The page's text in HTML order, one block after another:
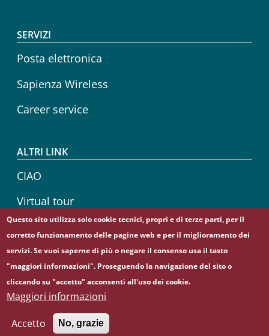
SERVIZI
Posta elettronica
Sapienza Wireless
Career service
ALTRI LINK
CIAO
Virtual tour
Sapienza Store
© Sapienza Università di Roma - Piazzale Aldo Moro 5,
00185 Roma - (+39) 06 49911 - C.F.: 80209930587 - P. Iva:
02133771002
Questo sito utilizza solo cookie tecnici, propri e di terze parti, per il
corretto funzionamento delle pagine web e per il miglioramento dei
servizi. Se vuoi saperne di più o negare il consenso usa il tasto
"maggiori informazioni". Proseguendo la navigazione del sito o
cliccando su "accetto" acconsenti all'uso dei cookie.
Maggiori informazioni
Accetto No, grazie